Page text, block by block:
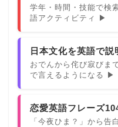
学年・時間・技能で検
語アクティビティ ▶
日本文化を英語で説
おでんから侘び寂びま
で言えるようになる ▶
恋愛英語フレーズ
「今夜ひま？」から告